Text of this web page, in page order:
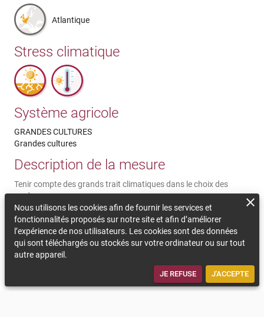
Atlantique
Stress climatique
Système agricole
GRANDES CULTURES
Grandes cultures
Description de la mesure
Tenir compte des grands trait climatiques dans le choix des
espèces
Commentaires sur la durabilité
Dans chaque territoire, des grands traits climatiques se
dessinnent, que ce soit la sécheresse ou bien les vagues de
chaleur par exemple. Lavoir une ou plusieurs espèces dans son
assolement comptable avec des caractéristiques climatiques.
Nous utilisons les cookies afin de fournir les services et
fonctionnalités proposés sur notre site et afin d’améliorer
l’expérience de nos utilisateurs. Les cookies sont des données
qui sont téléchargés ou stockés sur votre ordinateur ou sur tout
autre appareil.
JE REFUSE J'ACCEPTE